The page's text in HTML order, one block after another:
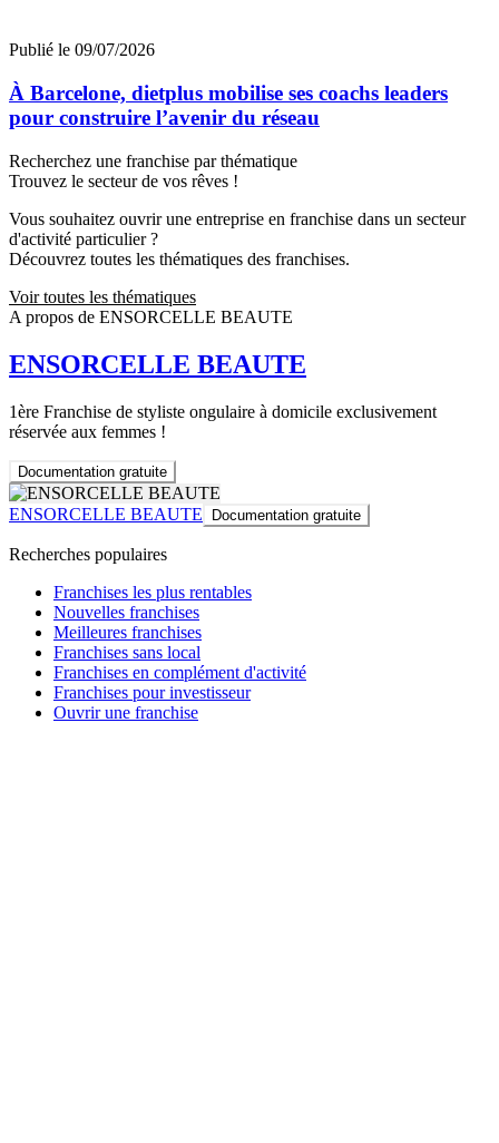
Publié le 09/07/2026
À Barcelone, dietplus mobilise ses coachs leaders
pour construire l’avenir du réseau
Recherchez une franchise par thématique
Trouvez le secteur de vos rêves !
Vous souhaitez ouvrir une entreprise en franchise dans un secteur
d'activité particulier ?
Découvrez toutes les thématiques des franchises.
Voir toutes les thématiques
A propos de ENSORCELLE BEAUTE
ENSORCELLE BEAUTE
1ère Franchise de styliste ongulaire à domicile exclusivement
réservée aux femmes !
Documentation gratuite
ENSORCELLE BEAUTE Documentation gratuite
Recherches populaires
Franchises les plus rentables
Nouvelles franchises
Meilleures franchises
Franchises sans local
Franchises en complément d'activité
Franchises pour investisseur
Ouvrir une franchise